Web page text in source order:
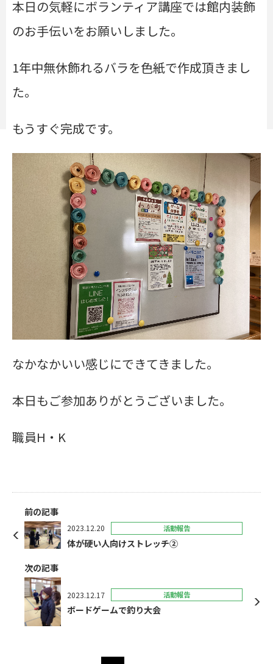
本日の気軽にボランティア講座では館内装飾
のお手伝いをお願いしました。
1年中無休飾れるバラを色紙で作成頂きまし
た。
もうすぐ完成です。
なかなかいい感じにできてきました。
本日もご参加ありがとうございました。
職員H・K
前の記事
2023.12.20 活動報告
体が硬い人向けストレッチ②
次の記事
2023.12.17 活動報告
ボードゲームで釣り大会